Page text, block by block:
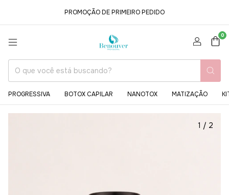
PROMOÇÃO DE PRIMEIRO PEDIDO
0
PROGRESSIVA BOTOX CAPILAR NANOTOX MATIZAÇÃO
1 / 2